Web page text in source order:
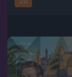
Hirdetés